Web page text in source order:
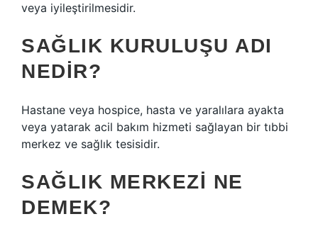
veya iyileştirilmesidir.
SAĞLIK KURULUŞU ADI
NEDIR?
Hastane veya hospice, hasta ve yaralılara ayakta
veya yatarak acil bakım hizmeti sağlayan bir tıbbi
merkez ve sağlık tesisidir.
SAĞLIK MERKEZI NE
DEMEK?